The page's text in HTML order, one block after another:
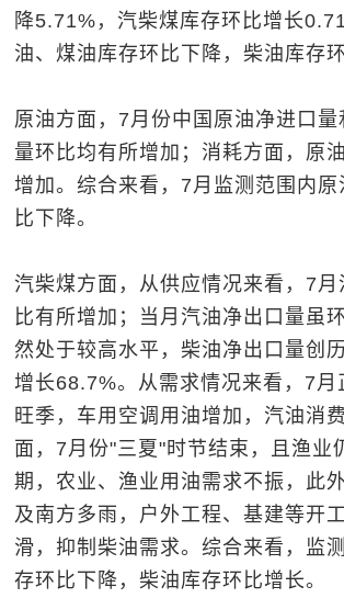
降5.71%，汽柴煤库存环比增长
油、煤油库存环比下降，柴油库存
原油方面，7月份中国原油净进口量
量环比均有所增加；消耗方面，原
增加。综合来看，7月监测范围内原
比下降。
汽柴煤方面，从供应情况来看，7月
比有所增加；当月汽油净出口量虽
然处于较高水平，柴油净出口量创
增长68.7%。从需求情况来看，7月
旺季，车用空调用油增加，汽油消
面，7月份"三夏"时节结束，且渔业
期，农业、渔业用油需求不振，此
及南方多雨，户外工程、基建等开
滑，抑制柴油需求。综合来看，监
存环比下降，柴油库存环比增长。